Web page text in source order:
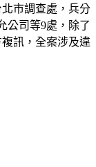
公司等9處，除了
訊，全案涉及違